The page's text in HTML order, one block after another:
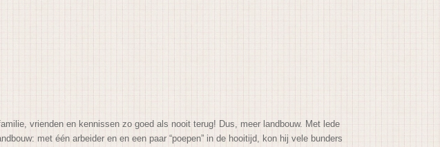
vrienden en kennissen zo goed als nooit terug! Dus, meer landbouw. Met lede
met één arbeider enen een paar “poepen” in de hooitijd, kon hij vele bunders